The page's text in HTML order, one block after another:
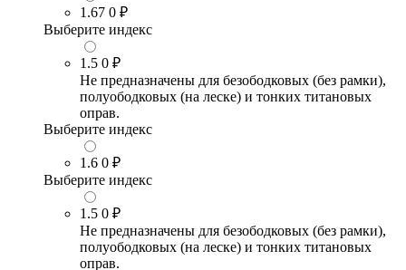
1.67 0 ₽
Выберите индекс
1.5 0 ₽
Не предназначены для безободковых (без рамки),
полуободковых (на леске) и тонких титановых
оправ.
Выберите индекс
1.6 0 ₽
Выберите индекс
1.5 0 ₽
Не предназначены для безободковых (без рамки),
полуободковых (на леске) и тонких титановых
оправ.